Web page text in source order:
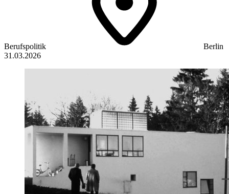
Berufspolitik
Berlin
31.03.2026